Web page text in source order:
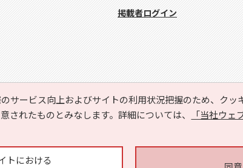
サービス向上およびサイトの利用状況把握のため、ク
されたものとみなします。詳細については、
「当社ウ
トにおける
掲載者ログイン
Copyright © HYOJITO.Co.,Ltd. All Rights Reserved.